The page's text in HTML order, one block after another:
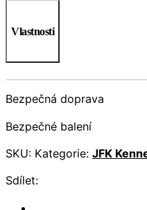
Vlastnosti
Bezpečná doprava
Bezpečné balení
SKU: Kategorie: JFK
Sdílet: